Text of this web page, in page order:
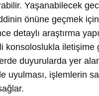
Yaşanabilecek
önüne geçmek için
detaylı araştırma
konsoloslukla iletişime
duyurularda yer
uyulması, işlemlerin